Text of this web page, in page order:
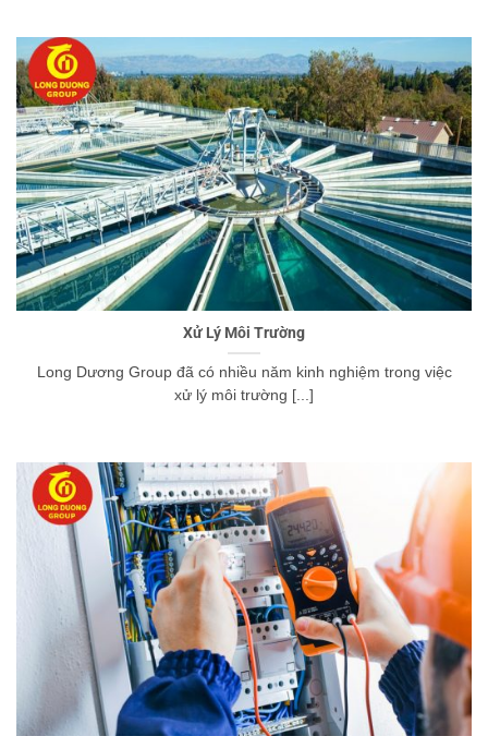
Xử Lý Môi Trường
Long Dương Group đã có nhiều năm kinh nghiệm trong việc
xử lý môi trường [...]